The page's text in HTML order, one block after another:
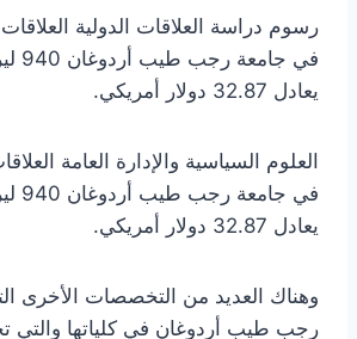
رسوم دراسة العلاقات الدولية
في
يعادل 32.87 دولار أمريكي.
العلوم السياسية والإدارة العامة
في
يعادل 32.87 دولار أمريكي.
وهناك العديد من التخصصات الأخرى
رجب طيب أردوغان في كلياتها والتي